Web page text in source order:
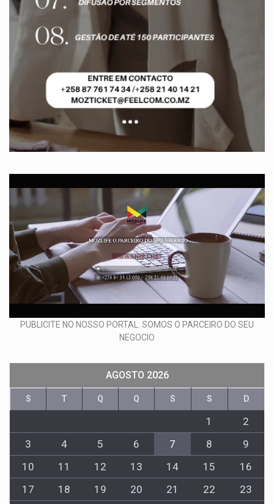
PUBLICITE NO NOSSO PORTAL: SOMOS O PARCEIRO DO SEU
NEGOCIO
AGOSTO 2026
S T Q Q S S D
1
2
3
4 5 6 7 8
9
10
11 12 13 14 15
16
17
18 19 20 21 22
23